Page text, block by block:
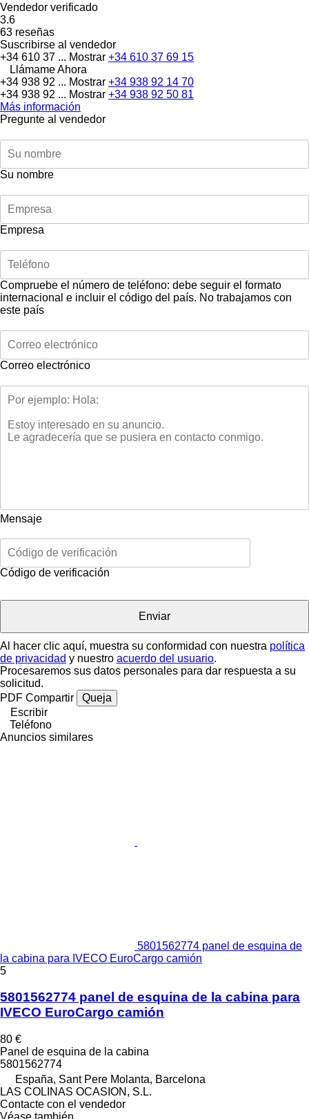
Vendedor verificado
3.6
63 reseñas
Suscribirse al vendedor
+34 610 37 ... Mostrar +34 610 37 69 15
Llámame Ahora
+34 938 92 ... Mostrar +34 938 92 14 70
+34 938 92 ... Mostrar +34 938 92 50 81
Más información
Pregunte al vendedor
Su nombre
Empresa
Compruebe el número de teléfono: debe seguir el formato
internacional e incluir el código del país. No trabajamos con
este país
Correo electrónico
Mensaje
Código de verificación
Al hacer clic aquí, muestra su conformidad con nuestra política
de privacidad y nuestro acuerdo del usuario.
Procesaremos sus datos personales para dar respuesta a su
solicitud.
PDF Compartir
Queja
Escribir
Teléfono
Anuncios similares
5801562774 panel de esquina de
la cabina para IVECO EuroCargo camión
5
5801562774 panel de esquina de la cabina para
IVECO EuroCargo camión
80 €
Panel de esquina de la cabina
5801562774
España, Sant Pere Molanta, Barcelona
LAS COLINAS OCASION, S.L.
Contacte con el vendedor
Véase también